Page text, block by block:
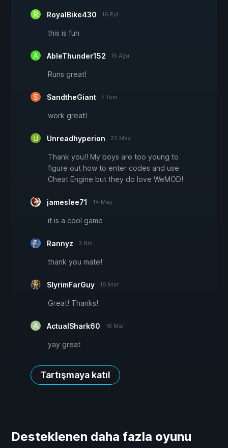
RoyalBike430 16 Eyl
this is fun
AbleThunder152 15 Ağu
Runs great!
SandtheGiant 7 Tem
work great!
Unreadhyperion 22 May
Thank you!! My boys are too young to
figure out how to enter codes and use
Cheat Engine but they do love WeMOD!
jameslee71 14 May
it is a cool game
Rannyz 3 Nis
thank you mate!
SlyrimFarGuy 16 Mar
Great! Thanks!
ActualShark60 16 Mar
yay great
Tartışmaya katıl
Desteklenen daha fazla oyunu